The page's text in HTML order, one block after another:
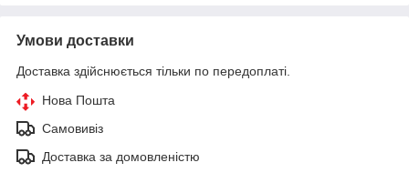
Умови доставки
Доставка здійснюється тільки по передоплаті.
Нова Пошта
Самовивіз
Доставка за домовленістю